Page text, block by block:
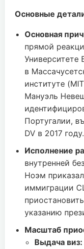
Основные
Основная
прямой
Университете
в
институте
Мануэль
Португалии,
DV в 2017 году.
Исполнение
внутренней
Ноэм
иммиграции
указанию
Масштаб
Выдача виз: